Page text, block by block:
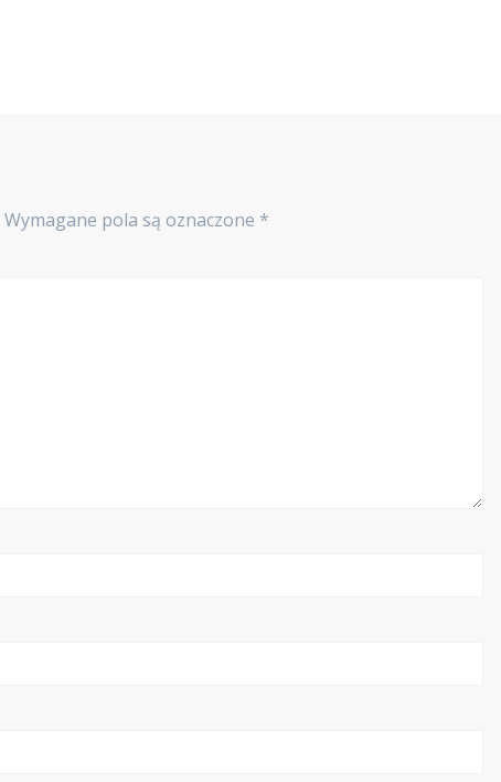
Wymagane pola są oznaczone *